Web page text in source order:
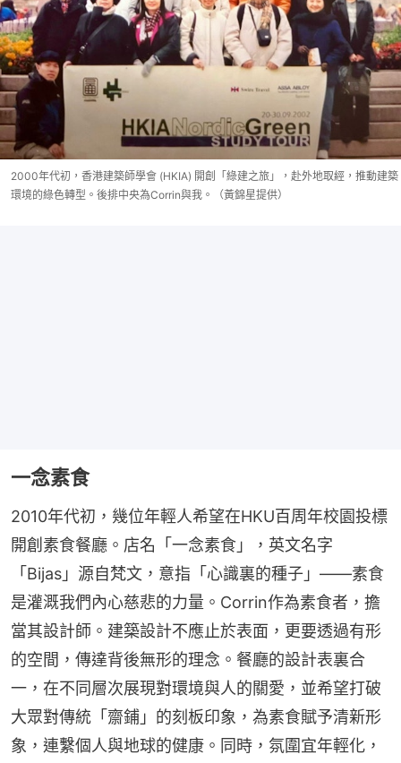
2000年代初，香港建築師學會 (HKIA) 開創「綠建之旅」，赴外地取經，推動建築
環境的綠色轉型。後排中央為Corrin與我。（黃錦星提供）
一念素食
2010年代初，幾位年輕人希望在HKU百周年校園投標
開創素食餐廳。店名「一念素食」，英文名字
「Bijas」源自梵文，意指「心識裏的種子」——素食
是灌溉我們內心慈悲的力量。Corrin作為素食者，擔
當其設計師。建築設計不應止於表面，更要透過有形
的空間，傳達背後無形的理念。餐廳的設計表裏合
一，在不同層次展現對環境與人的關愛，並希望打破
大眾對傳統「齋鋪」的刻板印象，為素食賦予清新形
象，連繫個人與地球的健康。同時，氛圍宜年輕化，